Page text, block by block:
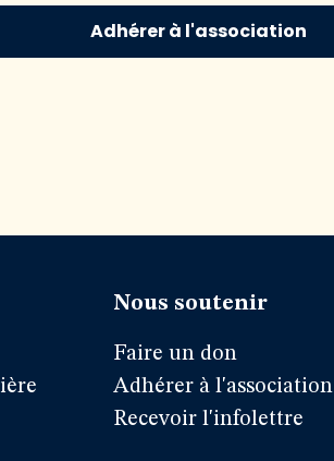
Adhérer à l'association
Nous soutenir
Faire un don
Adhérer à l'association
Recevoir l'infolettre